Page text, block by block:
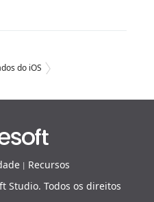
do iOS
| Recursos
Studio. Todos os direitos